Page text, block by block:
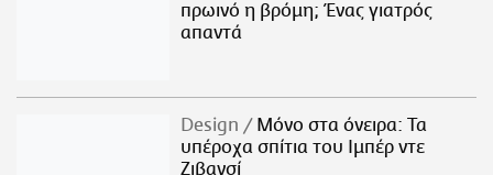
πρωινό η βρόμη; Ένας γιατρός
απαντά
Design
Μόνο στα όνειρα: Τα
υπέροχα σπίτια του Ιμπέρ ντε
Ζιβανσί